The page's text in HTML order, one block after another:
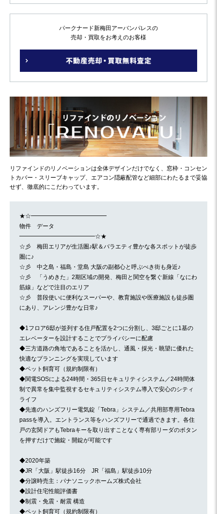
パークナード新梅田アーバンパレスの
売却・買取をお考えのお客様
リファインドのリノベーションは全体デザインだけでなく、窓枠・コンセン
トカバー・スリーブキャップ、エアコン隠蔽配管など細部にわたるまで妥協
せず、徹底的にこだわっています。
★☆━━━━━━━━━━━━━
物件 データ
━━━━━━━━━━━━━☆★
☆彡 梅田エリアが生活圏♪駅＆バラエティ豊かな各スポットが徒歩
圏に♪
☆彡 中之島・福島・堂島 大阪の副都心と呼ぶべき街も身近♪
☆彡 「うめきた」2期区域の開発、梅田と関空を繋ぐ新線「なにわ
筋線」などで注目のエリア
☆彡 普段使いに便利なスーパーや、教育施設や医療施設も徒歩圏
にあり、アレンジ豊かな日常♪
◆1フロア6邸が並列する住戸配置を2つに分割し、3邸ごとに1基の
エレベーターを設計することでプライバシーに配慮
◆三方道路の角地であることを活かし、通風・採光・眺望に優れた
快適なプランニングを実現しています
◆ペット飼育可（規約制限有）
◆関電SOSによる24時間・365日セキュリティシステム／24時間体
制で異常を集中監視するセキュリティシステム導入で安心のシティ
ライフ
◆先進のハンズフリー電気錠「Tebra」システム／共用部専用Tebra
passを導入。エントランス等をハンズフリーで通過できます。各住
戸の玄関ドアもTebraキーを取り出すことなく専有部リーダのボタン
を押すだけで施錠・開錠が可能です
◆2020年築
◆JR「大阪」駅徒歩16分 JR「福島」駅徒歩10分
◆分譲時売主：パナソニックホームズ株式会社
◆設計住宅性能評価書
◆制震・免震・耐震 構造
◆ペット飼育可（規約制限有）